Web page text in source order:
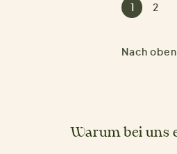
Nach oben
1 2
Warum bei uns